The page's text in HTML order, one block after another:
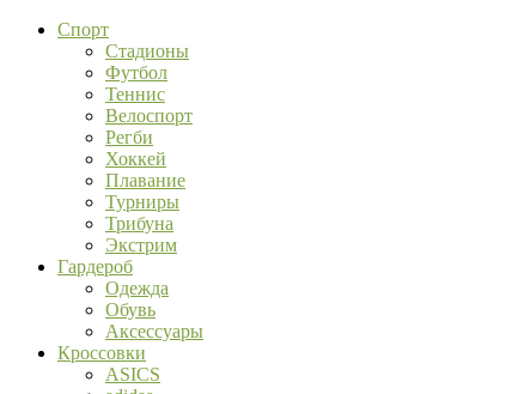
Спорт
Стадионы
Футбол
Теннис
Велоспорт
Регби
Хоккей
Плавание
Турниры
Трибуна
Экстрим
Гардероб
Одежда
Обувь
Аксессуары
Кроссовки
ASICS